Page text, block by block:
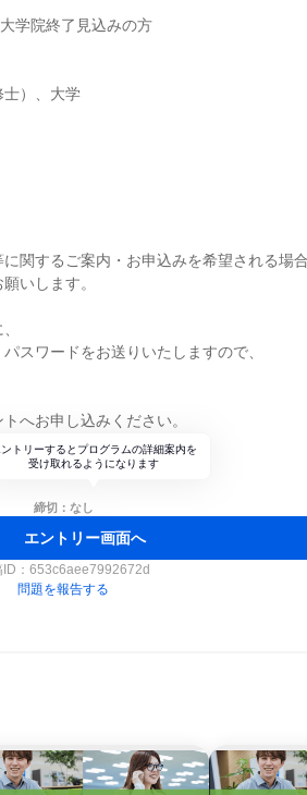
学院終了見込みの方
士）、大学
関するご案内・お申込みを希望される場
いします。
スワードをお送りいたしますので、
へお申し込みください。
ントリーするとプログラムの詳細案内を
受け取れるようになります
締切：なし
エントリー画面へ
： 653c6aee7992672d
問題を報告する